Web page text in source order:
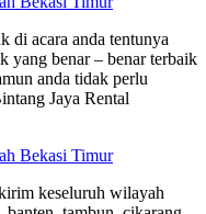
di acara anda tentunya
yang benar – benar terbaik
anda tidak perlu
Jaya Rental
keseluruh wilayah